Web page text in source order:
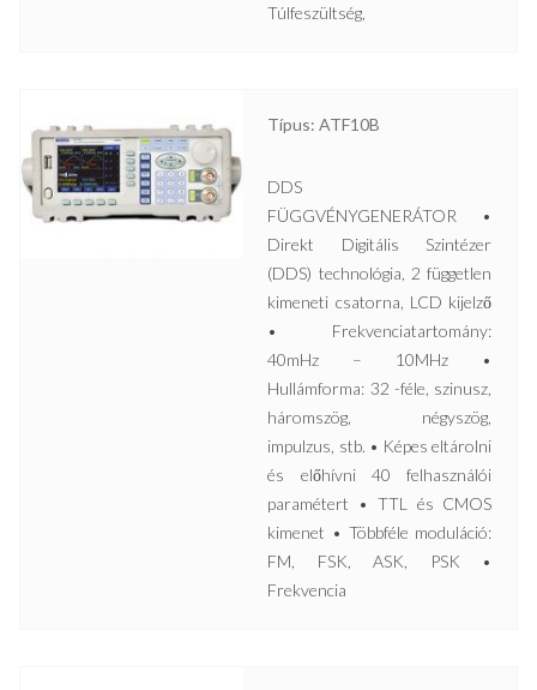
Túlfeszültség,
Típus: ATF10B
DDS
FÜGGVÉNYGENERÁTOR •
Direkt Digitális Szintézer
(DDS) technológia, 2 független
kimeneti csatorna, LCD kijelző
• Frekvenciatartomány:
40mHz – 10MHz •
Hullámforma: 32 -féle, szinusz,
háromszög, négyszög,
impulzus, stb. • Képes eltárolni
és előhívni 40 felhasználói
paramétert • TTL és CMOS
kimenet • Többféle moduláció:
FM, FSK, ASK, PSK •
Frekvencia